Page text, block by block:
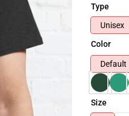
Type
Unisex
Color
Default
Size